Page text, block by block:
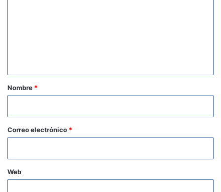
r
o
*
Nombre *
Correo electrónico *
Web